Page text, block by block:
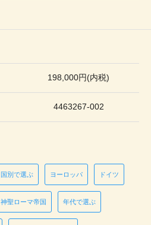
198,000円(内税)
4463267-002
国別で選ぶ ヨーロッパ ドイツ
神聖ローマ帝国 年代で選ぶ